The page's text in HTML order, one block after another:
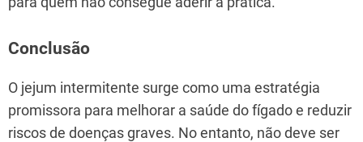
Conclusão
O jejum intermitente surge como uma estratégia
promissora para melhorar a saúde do fígado e reduzir
riscos de doenças graves. No entanto, não deve ser